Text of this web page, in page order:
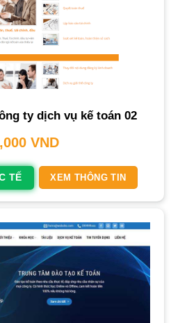
ty dịch vụ kế toán 02
VND
TẾ XEM THÔNG TIN